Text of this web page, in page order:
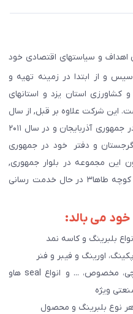
اهداف و سیاستهای اقتصادی خود
یزد تاسیس و از ابتدا در زمینه تهیه و
استان یزد و استانهای
این شرکت علاوه بر قبل, از سال
۲۰۰۳ تحت عنوان شرکت اوروپلاست در جمهوری آذربایجان و در سال ۲۰۱۱
و دفتر خود در جمهوری
این مجموعه در بلوار جمهوری,
دروازه قرآن, بلوار نصر, خیابان سمند, کوچه طاها۳ در حال خدمت رسانی
می بالد:
بلبرینگ و کاسه نمد
اورینگ و فیبر و فنر
* تنها مرجع توزیع بلبرینگ های اینچی، مخصوص، ... و انواع seal هاو
ويژه
نوع بلبرینگ و محصول